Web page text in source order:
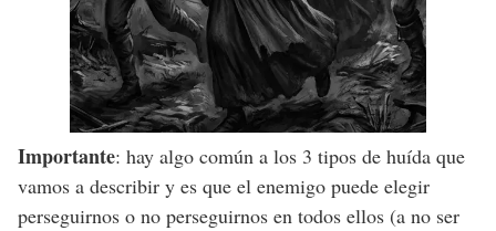
Importante: hay algo común a los 3 tipos de huída que
vamos a describir y es que el enemigo puede elegir
perseguirnos o no perseguirnos en todos ellos (a no ser